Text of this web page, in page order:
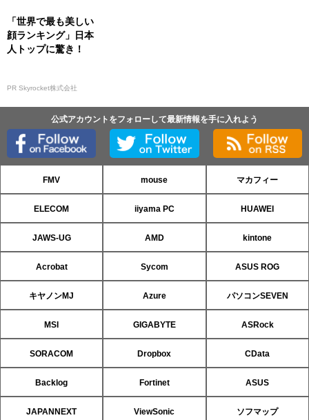
「世界で最も美しい
顔ランキング」日本
人トップに驚き！
PR Skyrocket株式会社
公式アカウントをフォローして最新情報を手に入れよう
FMV mouse マカフィー
ELECOM iiyama PC HUAWEI
JAWS-UG AMD kintone
Acrobat Sycom ASUS ROG
キヤノンMJ Azure パソコンSEVEN
MSI GIGABYTE ASRock
SORACOM Dropbox CData
Backlog Fortinet ASUS
JAPANNEXT ViewSonic ソフマップ